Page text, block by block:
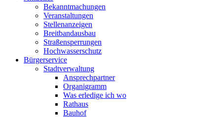
Bekanntmachungen
Veranstaltungen
Stellenanzeigen
Breitbandausbau
Straßensperrungen
Hochwasserschutz
Bürgerservice
Stadtverwaltung
Ansprechpartner
Organigramm
Was erledige ich wo
Rathaus
Bauhof